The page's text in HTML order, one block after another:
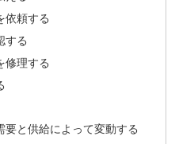
依頼する
する
修理する
要と供給によって変動する